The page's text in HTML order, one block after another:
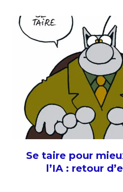
Se taire pour
l’IA : retour